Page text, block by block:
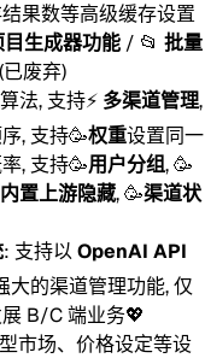
果数等高级缓存设置
生成器功能 / 📂 批量
(已废弃)
法, 支持⚡ 多渠道管理,
, 支持🥳权重设置同一
, 支持🥳用户分组, 🥳
内置上游隐藏, 🥳渠道状
: 支持以OpenAI API
大的渠道管理功能, 仅
B/C 端业务💖
市场、价格设定等设